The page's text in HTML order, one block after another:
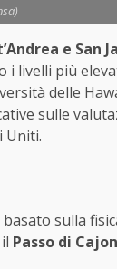
e San
livelli più
delle
sulle
Uniti.
sulla
Passo di Cajon